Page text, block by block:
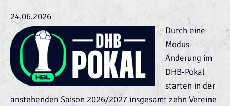
24.06.2026
Durch eine
Modus-
Änderung im
DHB-Pokal
starten in der
anstehenden Saison 2026/2027 insgesamt zehn Vereine